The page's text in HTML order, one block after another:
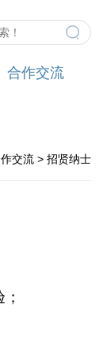
合作交流
交流 > 招贤纳士